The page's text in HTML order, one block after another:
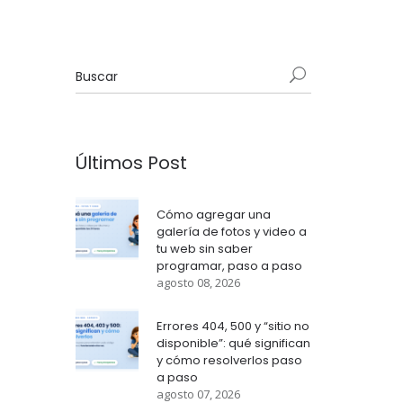
Últimos Post
Cómo agregar una
galería de fotos y video a
tu web sin saber
programar, paso a paso
agosto 08, 2026
Errores 404, 500 y “sitio no
disponible”: qué significan
y cómo resolverlos paso
a paso
agosto 07, 2026